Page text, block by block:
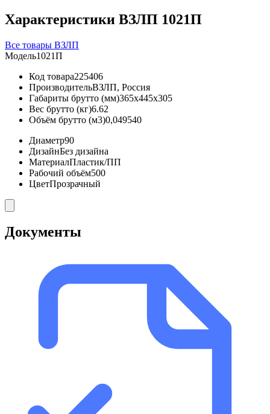
Характеристики ВЗЛП 1021П
Все товары ВЗЛП
Модель1021П
Код товара225406
ПроизводительВЗЛП, Россия
Габариты брутто (мм)365x445x305
Вес брутто (кг)6.62
Объём брутто (м3)0,049540
Диаметр90
ДизайнБез дизайна
МатериалПластик/ПП
Рабочий объём500
ЦветПрозрачный
Документы